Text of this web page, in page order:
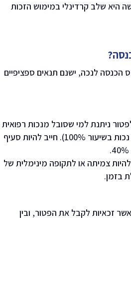
היא שלב קרדינלי במימוש הזכות
?
הכנסה לנכה, ישנם תנאים ספציפיים
ניתנת למי שסובל מנכות רפואית
. חייב להיות סעיף
צמיתה או לתקופה מינימלית של
.
זכאיות לקבל את הפטור, ובין